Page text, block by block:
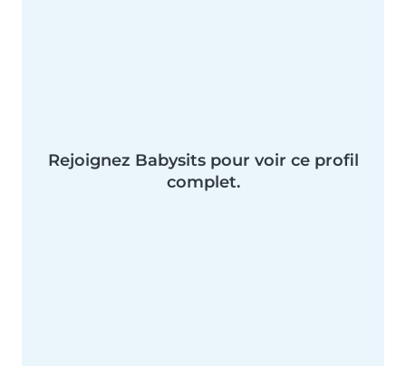
Rejoignez Babysits pour voir ce profil
complet.